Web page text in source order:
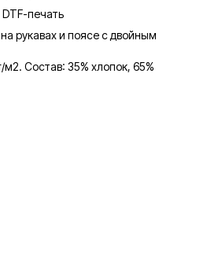
печать
рукавах и поясе с двойным
м2. Состав: 35% хлопок, 65%